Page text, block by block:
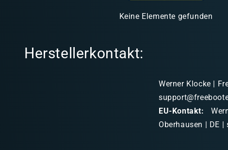
Keine Elemente gefunden
Herstellerkontakt:
Werner Klocke |
EU-Kontakt:
Oberhausen | DE